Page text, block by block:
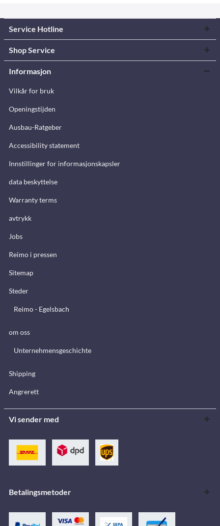
Service Hotline
Shop Service
Informasjon
Vilkår for bruk
Openingstijden
Ausbau-Ratgeber
Accessibility statement
Innstillinger for informasjonskapsler
data beskyttelse
Warranty terms
avtrykk
Jobs
Reimo i pressen
Sitemap
Steder
Reimo - Egelsbach
om oss
Unternehmensgeschichte
Shipping
Angrerett
Vi sender med
Betalingsmetoder